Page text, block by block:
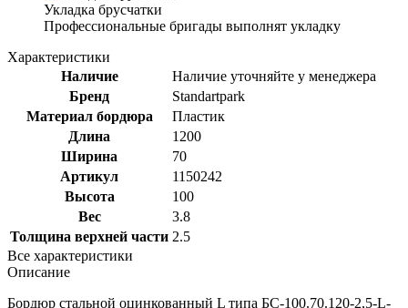
Укладка брусчатки
Профессиональные бригады выполнят укладку
Характеристики
Наличие
Наличие уточняйте у менеджера
Бренд
Standartpark
Материал бордюра
Пластик
Длина
1200
Ширина
70
Артикул
1150242
Высота
100
Вес
3.8
Толщина верхней части 2.5
Все характеристики
Описание
Бордюр стальной оцинкованный L типа БС-100.70.120-2,5-L-